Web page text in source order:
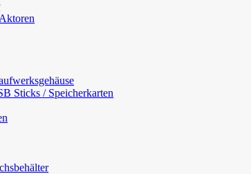
Sticks / Speicherkarten